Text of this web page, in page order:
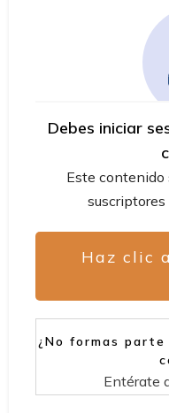
Debes iniciar
Este
suscriptores
Haz clic
¿No formas
Entérate